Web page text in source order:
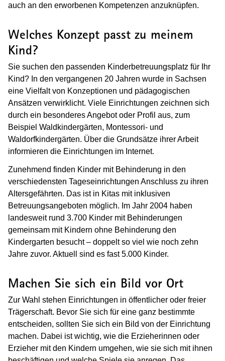
auch an den erworbenen Kompetenzen anzuknüpfen.
Welches Konzept passt zu meinem
Kind?
Sie suchen den passenden Kinderbetreuungsplatz für Ihr
Kind? In den vergangenen 20 Jahren wurde in Sachsen
eine Vielfalt von Konzeptionen und pädagogischen
Ansätzen verwirklicht. Viele Einrichtungen zeichnen sich
durch ein besonderes Angebot oder Profil aus, zum
Beispiel Waldkindergärten, Montessori- und
Waldorfkindergärten. Über die Grundsätze ihrer Arbeit
informieren die Einrichtungen im Internet.
Zunehmend finden Kinder mit Behinderung in den
verschiedensten Tageseinrichtungen Anschluss zu ihren
Altersgefährten. Das ist in Kitas mit inklusiven
Betreuungsangeboten möglich. Im Jahr 2004 haben
landesweit rund 3.700 Kinder mit Behinderungen
gemeinsam mit Kindern ohne Behinderung den
Kindergarten besucht – doppelt so viel wie noch zehn
Jahre zuvor. Aktuell sind es fast 5.000 Kinder.
Machen Sie sich ein Bild vor Ort
Zur Wahl stehen Einrichtungen in öffentlicher oder freier
Trägerschaft. Bevor Sie sich für eine ganz bestimmte
entscheiden, sollten Sie sich ein Bild von der Einrichtung
machen. Dabei ist wichtig, wie die Erzieherinnen oder
Erzieher mit den Kindern umgehen, wie sie sich mit ihnen